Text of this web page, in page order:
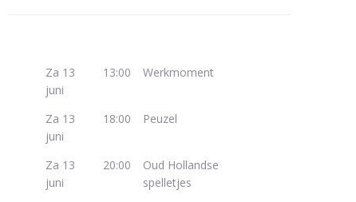
Za 13
juni
13:00 Werkmoment
Za 13
juni
18:00 Peuzel
Za 13
juni
20:00
Oud Hollandse
spelletjes